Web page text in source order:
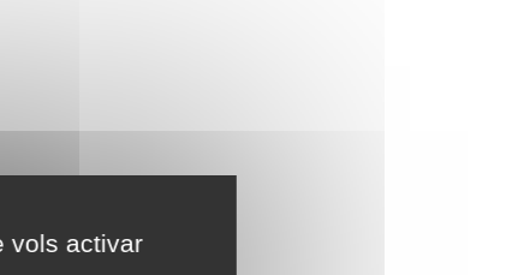
vols activar